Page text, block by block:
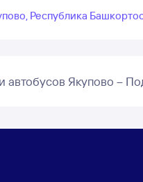
Республика
Якупово –